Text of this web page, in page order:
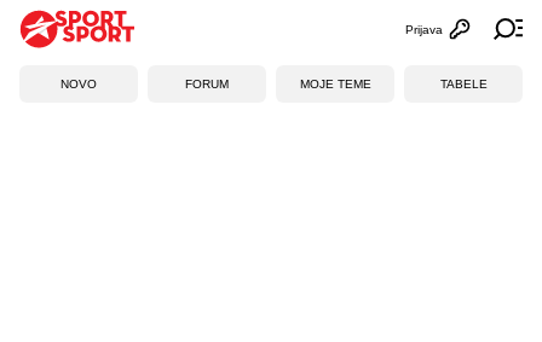
Otvori
Prijava
NOVO FORUM MOJE TEME TABELE